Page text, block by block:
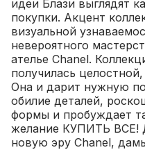
идеи Блази выглядят
покупки. Акцент
визуальной
невероятного
ателье Chanel.
получилась
Она и дарит нужную
обилие деталей,
формы и пробуждает
желание КУПИТЬ ВСЕ!
новую эру Chanel,